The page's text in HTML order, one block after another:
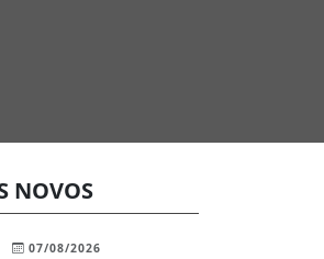
NOVOS
07/08/2026